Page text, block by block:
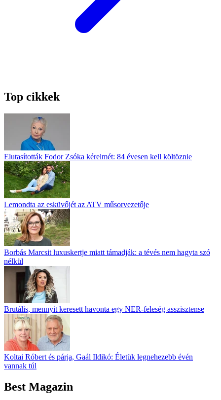
Top cikkek
Elutasították Fodor Zsóka kérelmét: 84 évesen kell költöznie
Lemondta az esküvőjét az ATV műsorvezetője
Borbás Marcsit luxuskertje miatt támadják: a tévés nem hagyta szó
nélkül
Brutális, mennyit keresett havonta egy NER-feleség asszisztense
Koltai Róbert és párja, Gaál Ildikó: Életük legnehezebb évén
vannak túl
Best Magazin